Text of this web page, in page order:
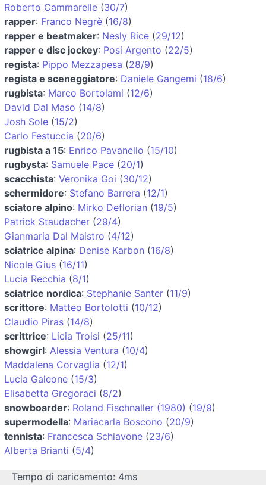
Roberto Cammarelle (30/7)
rapper: Franco Negrè (16/8)
rapper e beatmaker: Nesly Rice (29/12)
rapper e disc jockey: Posi Argento (22/5)
regista: Pippo Mezzapesa (28/9)
regista e sceneggiatore: Daniele Gangemi (18/6)
rugbista: Marco Bortolami (12/6)
David Dal Maso (14/8)
Josh Sole (15/2)
Carlo Festuccia (20/6)
rugbista a 15: Enrico Pavanello (15/10)
rugbysta: Samuele Pace (20/1)
scacchista: Veronika Goi (30/12)
schermidore: Stefano Barrera (12/1)
sciatore alpino: Mirko Deflorian (19/5)
Patrick Staudacher (29/4)
Gianmaria Dal Maistro (4/12)
sciatrice alpina: Denise Karbon (16/8)
Nicole Gius (16/11)
Lucia Recchia (8/1)
sciatrice nordica: Stephanie Santer (11/9)
scrittore: Matteo Bortolotti (10/12)
Claudio Piras (14/8)
scrittrice: Licia Troisi (25/11)
showgirl: Alessia Ventura (10/4)
Maddalena Corvaglia (12/1)
Lucia Galeone (15/3)
Elisabetta Gregoraci (8/2)
snowboarder: Roland Fischnaller (1980) (19/9)
supermodella: Mariacarla Boscono (20/9)
tennista: Francesca Schiavone (23/6)
Alberta Brianti (5/4)
Tempo di caricamento: 4ms